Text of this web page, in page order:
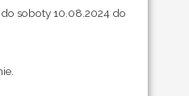
soboty 10.08.2024 do